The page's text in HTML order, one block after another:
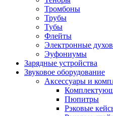
Тромбоны
Трубы
Тубы
Флейты
Электронные
Эуфониумы
Зарядные устройства
Звуковое оборудование
Аксессуары и
Пюпитры
Рэковые